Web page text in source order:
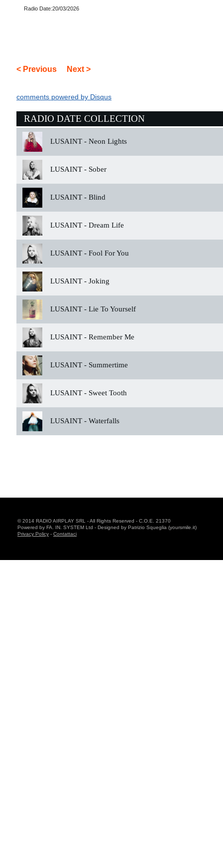
Radio Date:20/03/2026
< Previous Next >
comments powered by Disqus
RADIO DATE COLLECTION
LUSAINT - Neon Lights
LUSAINT - Sober
LUSAINT - Blind
LUSAINT - Dream Life
LUSAINT - Fool For You
LUSAINT - Joking
LUSAINT - Lie To Yourself
LUSAINT - Remember Me
LUSAINT - Summertime
LUSAINT - Sweet Tooth
LUSAINT - Waterfalls
© 2014 RADIO AIRPLAY SRL - All Rights Reserved - C.O.E. 21370
Powered by FA. IN. SYSTEM Ltd - Designed by Patrizio Squeglia (yoursmile.it)
Privacy Policy - Contattaci